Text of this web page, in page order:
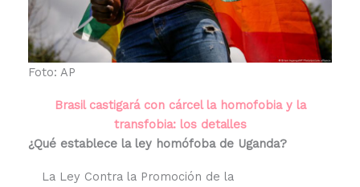
Foto: AP
Brasil castigará con cárcel la homofobia y la
transfobia: los detalles
¿Qué establece la ley homófoba de Uganda?
La Ley Contra la Promoción de la